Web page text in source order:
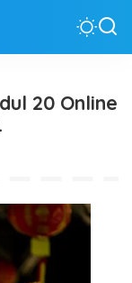
20 Online